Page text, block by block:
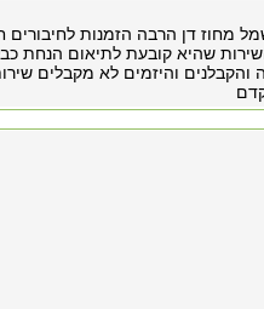
מחוז דן הרבה הזמנות לחיבורים
שהיא קובעת לתיאום הנחת
והקבלנים והיזמים לא מקבלים